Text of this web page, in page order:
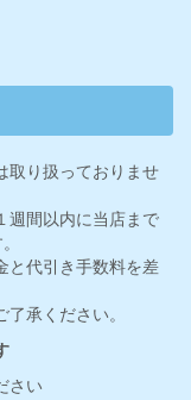
取り扱っておりませ
週間以内に当店まで
と代引き手数料を差
承ください。
さい